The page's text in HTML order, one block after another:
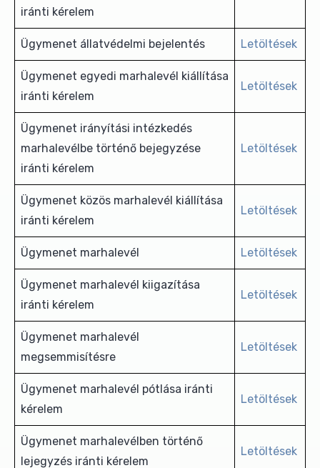
iránti kérelem
Ügymenet állatvédelmi bejelentés Letöltések
Ügymenet egyedi marhalevél kiállítása
iránti kérelem
Letöltések
Ügymenet irányítási intézkedés
marhalevélbe történő bejegyzése
iránti kérelem
Letöltések
Ügymenet közös marhalevél kiállítása
iránti kérelem
Letöltések
Ügymenet marhalevél Letöltések
Ügymenet marhalevél kiigazítása
iránti kérelem
Letöltések
Ügymenet marhalevél
megsemmisítésre
Letöltések
Ügymenet marhalevél pótlása iránti
kérelem
Letöltések
Ügymenet marhalevélben történő
lejegyzés iránti kérelem
Letöltések